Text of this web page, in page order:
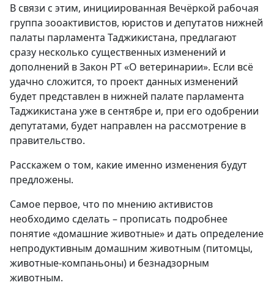
В связи с этим, инициированная Вечёркой рабочая
группа зооактивистов, юристов и депутатов нижней
палаты парламента Таджикистана, предлагают
сразу несколько существенных изменений и
дополнений в Закон РТ «О ветеринарии». Если всё
удачно сложится, то проект данных изменений
будет представлен в нижней палате парламента
Таджикистана уже в сентябре и, при его одобрении
депутатами, будет направлен на рассмотрение в
правительство.
Расскажем о том, какие именно изменения будут
предложены.
Самое первое, что по мнению активистов
необходимо сделать – прописать подробнее
понятие «домашние животные» и дать определение
непродуктивным домашним животным (питомцы,
животные-компаньоны) и безнадзорным
животным.